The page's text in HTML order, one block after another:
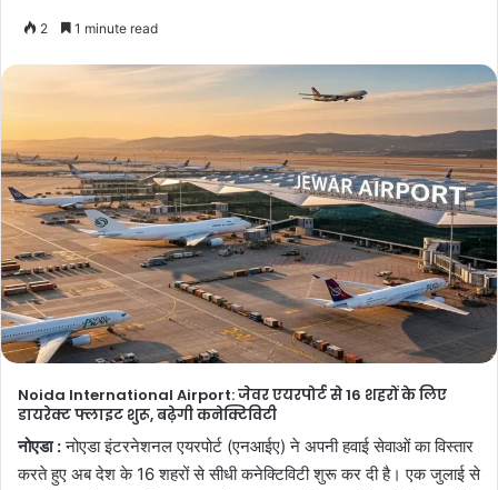
2 1 minute read
Noida International Airport: जेवर एयरपोर्ट से 16 शहरों के लिए
डायरेक्ट फ्लाइट शुरू, बढ़ेगी कनेक्टिविटी
नोएडा :नोएडा इंटरनेशनल एयरपोर्ट (एनआईए) ने अपनी हवाई सेवाओं का विस्तार
करते हुए अब देश के 16 शहरों से सीधी कनेक्टिविटी शुरू कर दी है। एक जुलाई से